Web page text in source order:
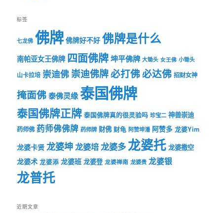
标签
七龙佛 佛牌 佛牌好不好 佛牌是什么
南帕亚女王佛牌 四面佛牌坤平佛牌 大锄头 女王佛 小锄头
山卡拉培 崇迪佛崇迪佛牌必打佛必达佛 招财女神
掩面佛泰佛灵缘泰国佛牌
泰国佛牌正牌 泰国佛牌真的很灵验吗 珍宝二 神兽崇迪
药师佛 药师佛佛牌 药师牌 财佛 财龟 阿赞坤潘 阿赞多 龙婆Yim
龙婆卡贤 龙婆坤龙婆培龙婆多龙婆托 龙婆撒空
龙婆术 龙婆添 龙婆班 龙婆登 龙婆禅南 龙婆贵 龙婆银
龙普托
近期文章